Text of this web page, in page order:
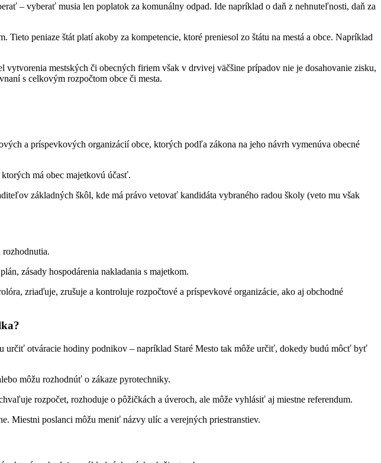
– vyberať musia len poplatok za komunálny odpad. Ide napríklad o daň z nehnuteľnosti, daň za
peniaze štát platí akoby za kompetencie, ktoré preniesol zo štátu na mestá a obce. Napríklad
mestských či obecných firiem však v drvivej väčšine prípadov nie je dosahovanie zisku,
s celkovým rozpočtom obce či mesta.
a príspevkových organizácií obce, ktorých podľa zákona na jeho návrh vymenúva obecné
má obec majetkovú účasť.
základných škôl, kde má právo vetovať kandidáta vybraného radou školy (veto mu však
rozhodnutia.
zásady hospodárenia nakladania s majetkom.
zriaďuje, zrušuje a kontroluje rozpočtové a príspevkové organizácie, ako aj obchodné
určiť otváracie hodiny podnikov – napríklad Staré Mesto tak môže určiť, dokedy budú môcť byť
môžu rozhodnúť o zákaze pyrotechniky.
rozpočet, rozhoduje o pôžičkách a úveroch, ale môže vyhlásiť aj miestne referendum.
Miestni poslanci môžu meniť názvy ulíc a verejných priestranstiev.